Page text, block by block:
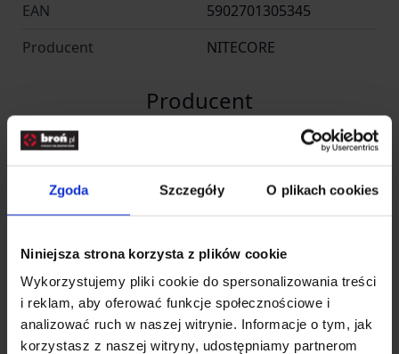
Zgoda Szczegóły O plikach cookies
Niniejsza strona korzysta z plików cookie
Wykorzystujemy pliki cookie do spersonalizowania treści
i reklam, aby oferować funkcje społecznościowe i
analizować ruch w naszej witrynie. Informacje o tym, jak
korzystasz z naszej witryny, udostępniamy partnerom
EAN
5902701305345
Producent
NITECORE
Producent
Nazwa
TRADING COMPANY
Kraj
Chiny
Adres
EAST DONGFENG ROAD
850
Kod pocztowy
510600